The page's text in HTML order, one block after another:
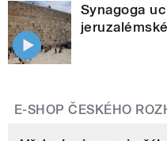
Synagoga
E-SHOP ČESKÉHO